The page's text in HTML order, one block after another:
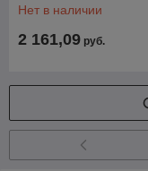
Нет в наличии
2 161,09 руб.